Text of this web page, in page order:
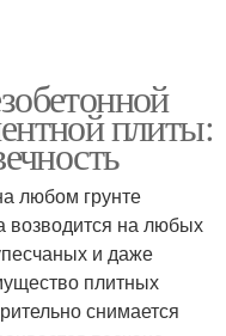
плиты:
любом грунте
возводится на любых
и даже
плитных
снимается